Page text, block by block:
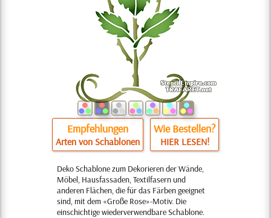
Empfehlungen
Arten von Schablonen
Wie Bestellen?
HIER LESEN!
Deko Schablone zum Dekorieren der Wände,
Möbel, Hausfassaden, Textilfasern und
anderen Flächen, die für das Färben geeignet
sind, mit dem «Große Rose»-Motiv. Die
einschichtige wiederverwendbare Schablone.